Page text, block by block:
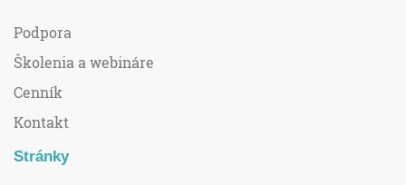
Podpora
Školenia a webináre
Cenník
Kontakt
Stránky